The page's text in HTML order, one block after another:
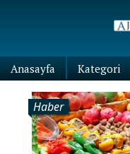
Anasayfa Kategori
Haber